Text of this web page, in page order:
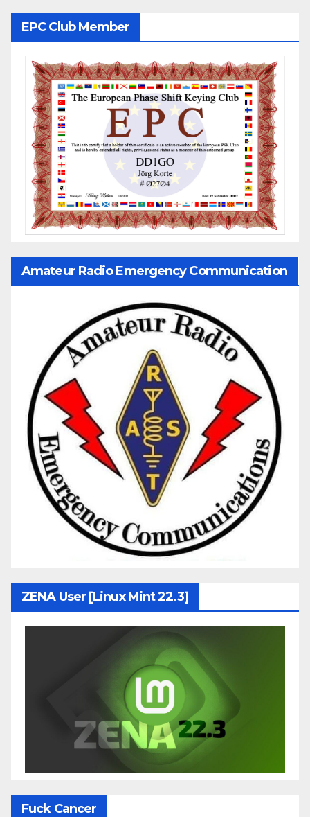
EPC Club Member
Amateur Radio Emergency Communication
ZENA User [Linux Mint 22.3]
Fuck Cancer